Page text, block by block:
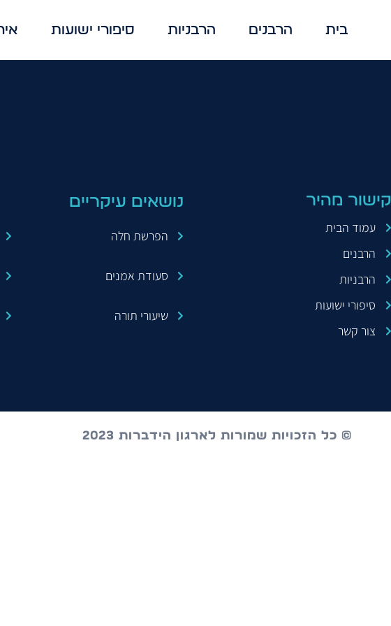
בית הרבנים הרבניות סיפורי ישועות
קישור מהיר
עמוד הבית
הרבנים
הרבניות
סיפורי ישועות
צור קשר
נושאים עיקריים
הפרשת חלה
סעודת אמנים
שיעורי תורה
© כל הזכויות שמורות לארגון הידברות 2023